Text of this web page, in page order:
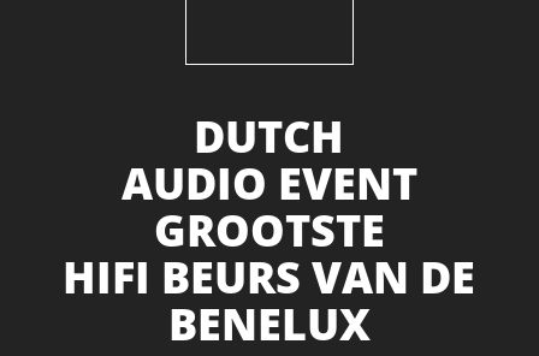
DUTCH
AUDIO EVENT
GROOTSTE
HIFI BEURS VAN DE
BENELUX